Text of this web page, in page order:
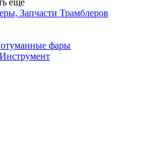
еще
Запчасти Трамблеров
фары